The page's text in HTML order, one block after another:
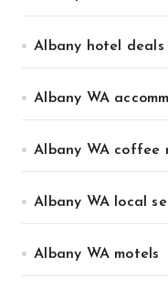
Albany hotel deals
Albany WA
Albany WA coffee
Albany WA local
Albany WA motels